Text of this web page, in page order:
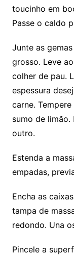
toucinho em
Passe o caldo
Junte as
grosso. Leve
colher de pau.
espessura
carne.
sumo de
outro.
Estenda a
empadas,
Encha as
tampa de
redondo. Una
Pincele a